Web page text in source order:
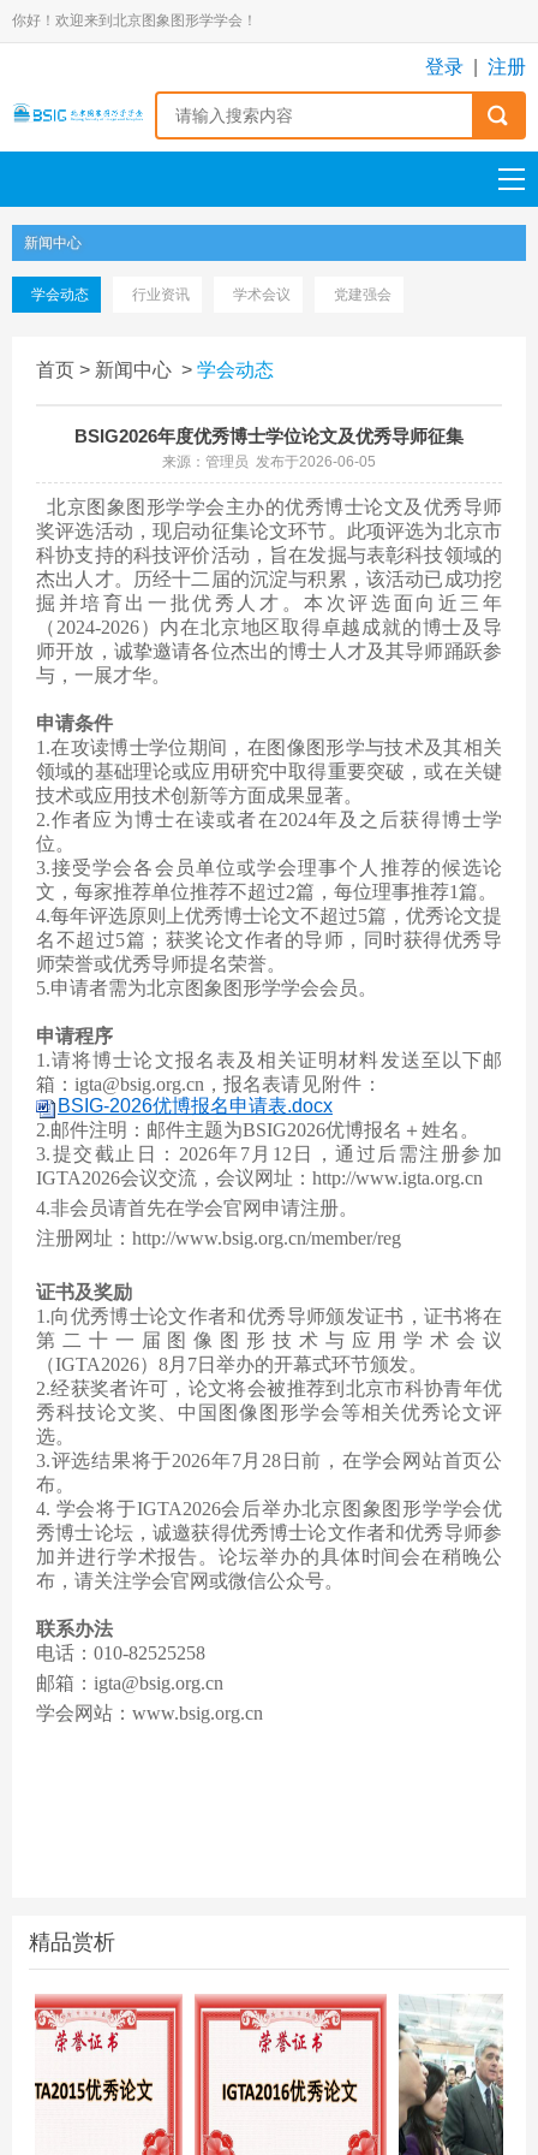
你好！欢迎来到北京图象图形学学会！
登录 注册
新闻中心
学会动态 行业资讯 学术会议 党建强会
首页 > 新闻中心 > 学会动态
BSIG2026年度优秀博士学位论文及优秀导师征集
来源：管理员 发布于2026-06-05
北京图象图形学学会主办的优秀博士论文及优秀导师
奖评选活动，现启动征集论文环节。此项评选为北京市
科协支持的科技评价活动，旨在发掘与表彰科技领域的
杰出人才。历经十二届的沉淀与积累，该活动已成功挖
掘并培育出一批优秀人才。本次评选面向近三年
（2024-2026）内在北京地区取得卓越成就的博士及导
师开放，诚挚邀请各位杰出的博士人才及其导师踊跃参
与，一展才华。
申请条件
1.在攻读博士学位期间，在图像图形学与技术及其相关
领域的基础理论或应用研究中取得重要突破，或在关键
技术或应用技术创新等方面成果显著。
2.作者应为博士在读或者在2024年及之后获得博士学
位。
3.接受学会各会员单位或学会理事个人推荐的候选论
文，每家推荐单位推荐不超过2篇，每位理事推荐1篇。
4.每年评选原则上优秀博士论文不超过5篇，优秀论文提
名不超过5篇；获奖论文作者的导师，同时获得优秀导
师荣誉或优秀导师提名荣誉。
5.申请者需为北京图象图形学学会会员。
申请程序
1.请将博士论文报名表及相关证明材料发送至以下邮
箱：igta@bsig.org.cn，报名表请见附件：
BSIG-2026优博报名申请表.docx
2.邮件注明：邮件主题为BSIG2026优博报名＋姓名。
3.提交截止日：2026年7月12日，通过后需注册参加
IGTA2026会议交流，会议网址：http://www.igta.org.cn
4.非会员请首先在学会官网申请注册。
注册网址： http://www.bsig.org.cn/member/reg
证书及奖励
1.向优秀博士论文作者和优秀导师颁发证书，证书将在
第二十一届图像图形技术与应用学术会议
（IGTA2026）8月7日举办的开幕式环节颁发。
2.经获奖者许可，论文将会被推荐到北京市科协青年优
秀科技论文奖、中国图像图形学会等相关优秀论文评
选。
3.评选结果将于2026年7月28日前，在学会网站首页公
布。
4. 学会将于IGTA2026会后举办北京图象图形学学会优
秀博士论坛，诚邀获得优秀博士论文作者和优秀导师参
加并进行学术报告。论坛举办的具体时间会在稍晚公
布，请关注学会官网或微信公众号。
联系办法
电话：010-82525258
邮箱：igta@bsig.org.cn
学会网站：www.bsig.org.cn
精品赏析